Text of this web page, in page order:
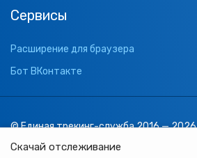
Скачай отслеживание
Сервисы
Расширение для браузера
Бот ВКонтакте
© Единая трекинг-служба 2016 — 2026
support@1track.ru
1track.ru